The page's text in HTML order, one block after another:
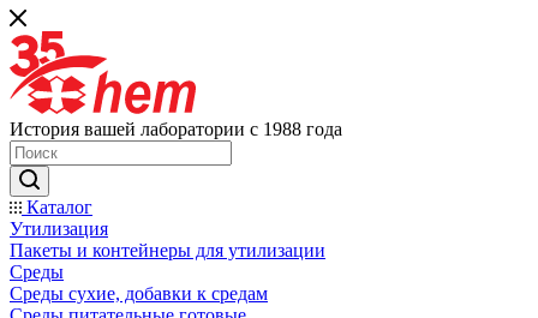
История вашей лаборатории с 1988 года
Каталог
Утилизация
Пакеты и контейнеры для утилизации
Среды
Среды сухие, добавки к средам